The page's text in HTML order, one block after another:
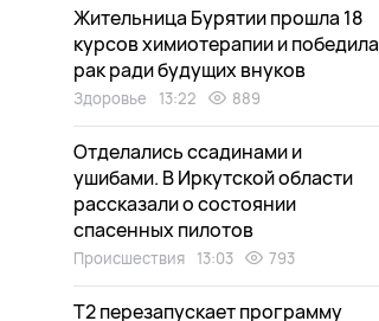
Жительница Бурятии прошла 18
курсов химиотерапии и победила
рак ради будущих внуков
Здоровье 13:22 889
Отделались ссадинами и
ушибами. В Иркутской области
рассказали о состоянии
спасенных пилотов
Происшествия 13:03 793
Т2 перезапускает программу